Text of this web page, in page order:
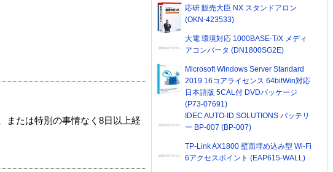
または特別の事情なく8日以上経
応研 販売大臣 NX スタンドアロン
(OKN-423533)
大電 環境対応 1000BASE-T/X メディ
アコンバータ (DN1800SG2E)
Microsoft Windows Server Standard
2019 16コアライセンス 64bitWin対応
日本語版 5CAL付 DVDパッケージ
(P73-07691)
IDEC AUTO-ID SOLUTIONS バッテリ
ー BP-007 (BP-007)
TP-Link AX1800 壁面埋め込み型 Wi-Fi
6アクセスポイント (EAP615-WALL)